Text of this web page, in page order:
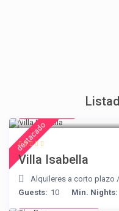
destacado
Villa Isabella
Alquileres a corto plazo
Guests: 10 Min. Nights: